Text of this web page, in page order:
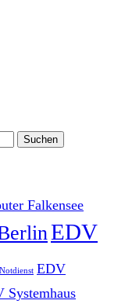
Falkensee
EDV
EDV
Systemhaus